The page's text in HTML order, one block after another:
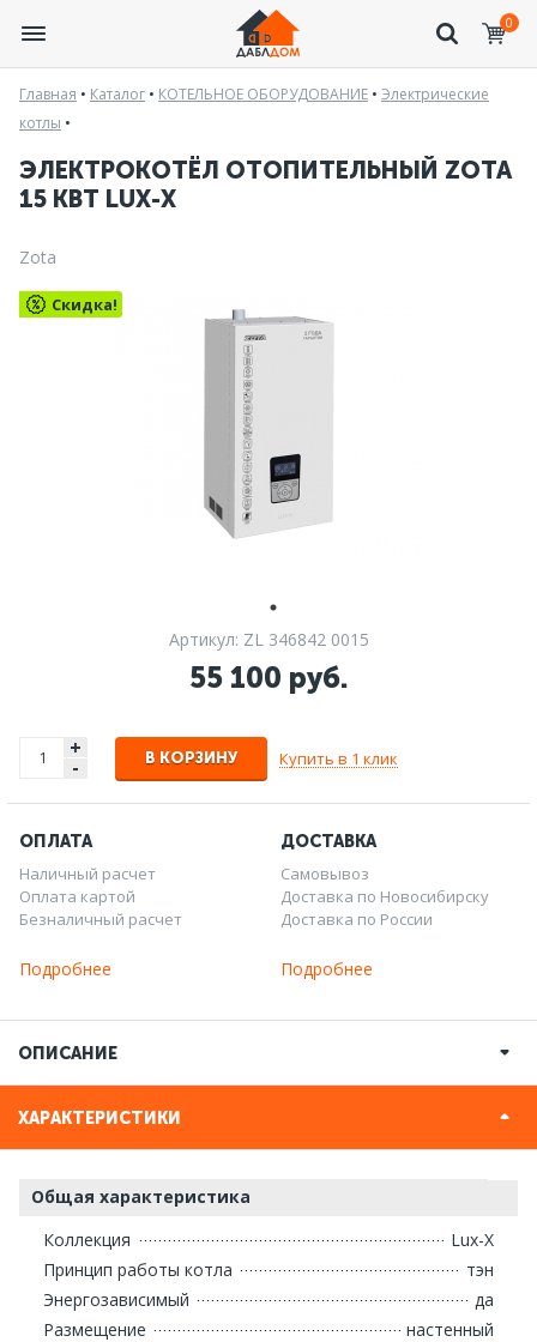
0
Главная • Каталог • КОТЕЛЬНОЕ ОБОРУДОВАНИЕ • Электрические
котлы •
ЭЛЕКТРОКОТЁЛ ОТОПИТЕЛЬНЫЙ ZOTA
15 КВТ LUX-X
Zota
Скидка!
Артикул: ZL 346842 0015
55 100 руб.
+
- В КОРЗИНУ Купить в 1 клик
ОПЛАТА
Наличный расчет
Оплата картой
Безналичный расчет
Подробнее
ДОСТАВКА
Самовывоз
Доставка по Новосибирску
Доставка по России
Подробнее
ОПИСАНИЕ
ХАРАКТЕРИСТИКИ
Общая характеристика
Коллекция
Lux-Х
Принцип работы котла
тэн
Энергозависимый
да
Размещение
настенный